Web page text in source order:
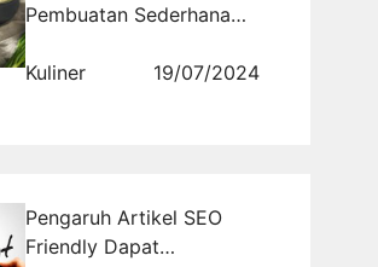
Pembuatan Sederhana
Gurih
Kuliner 19/07/2024
Pengaruh Artikel SEO
Friendly Dapat